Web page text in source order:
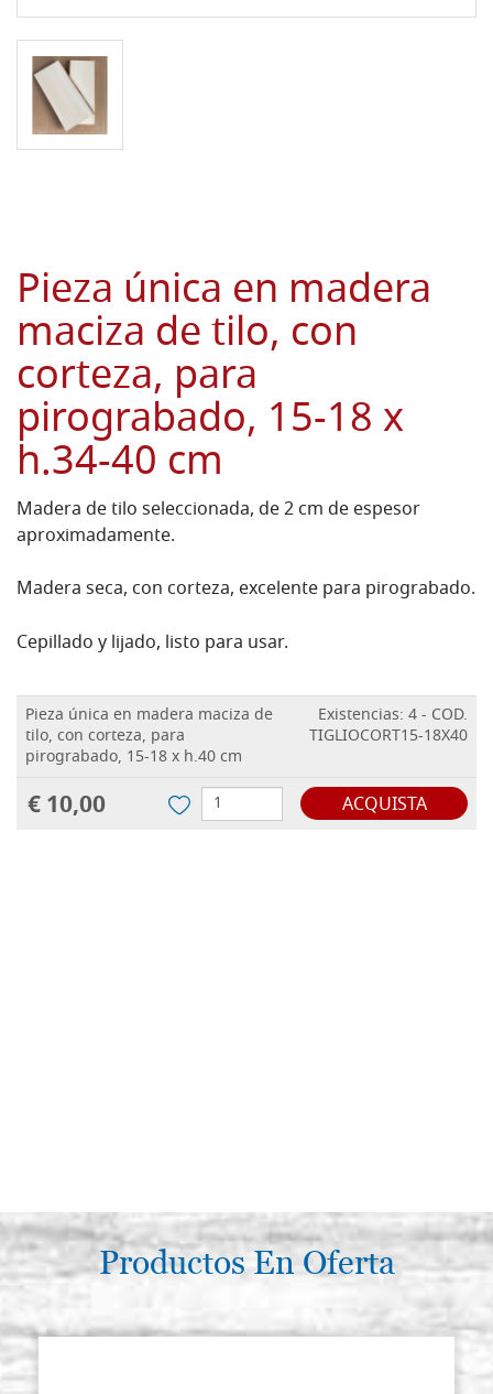
Pieza única en madera
maciza de tilo, con
corteza, para
pirograbado, 15-18 x
h.34-40 cm
Madera de tilo seleccionada, de 2 cm de espesor
aproximadamente.
Madera seca, con corteza, excelente para pirograbado.
Cepillado y lijado, listo para usar.
Pieza única en madera maciza de
tilo, con corteza, para
pirograbado, 15-18 x h.40 cm
Existencias: 4 - COD.
TIGLIOCORT15-18X40
€ 10,00 ACQUISTA
Productos En Oferta